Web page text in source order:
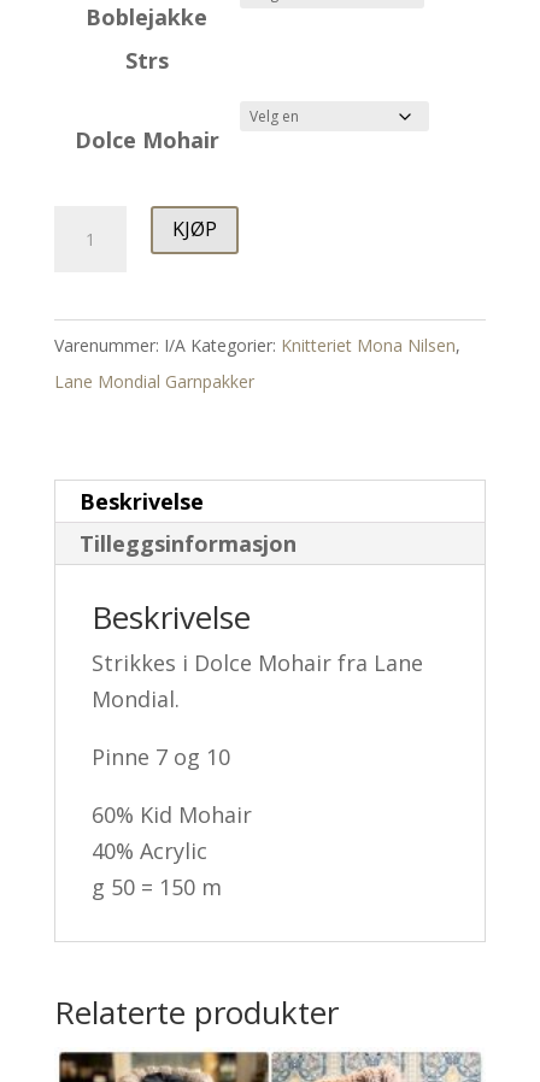
Boblejakke
Strs
Dolce Mohair
KJØP
Varenummer: I/A Kategorier: Knitteriet Mona Nilsen,
Lane Mondial Garnpakker
Beskrivelse
Tilleggsinformasjon
Beskrivelse
Strikkes i Dolce Mohair fra Lane
Mondial.
Pinne 7 og 10
60% Kid Mohair
40% Acrylic
g 50 = 150 m
Relaterte produkter